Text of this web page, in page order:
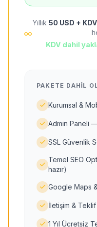
Yıllık 50 USD + KDV
KDV dahil
PAKETE DAHIL
Kurumsal &
Admin Paneli
SSL Güvenlik
Temel SEO
hazır)
Google Maps
İletişim & Teklif
1 Yıl Ücretsiz